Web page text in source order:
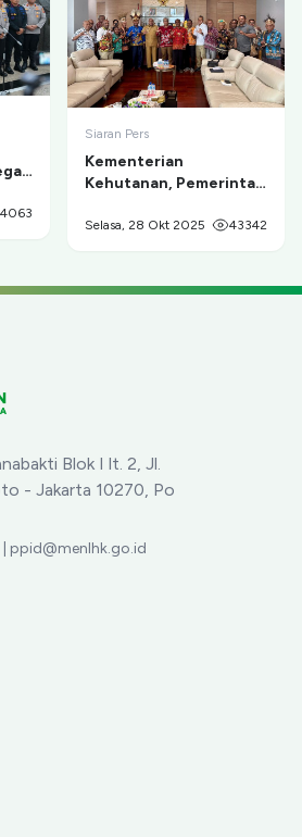
Siaran Pers
Kementerian
Kehutanan, Pemerintah
Masyarakat Adat
Pelestarian
Selasa, 28 Okt 2025 43342
Blok I lt. 2, Jl.
- Jakarta 10270, Po
ppid@menlhk.go.id